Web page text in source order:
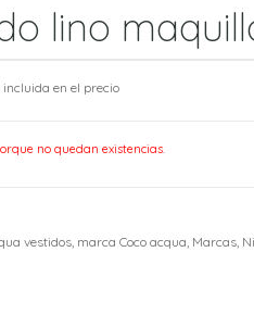
lino
en el precio
no quedan existencias.
vestidos marca Coco acqua Marcas